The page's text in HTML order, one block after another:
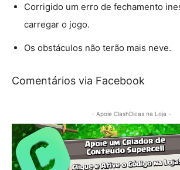
Corrigido um erro de fechamento
carregar o jogo.
Os obstáculos não terão mais neve.
Comentários via Facebook
- Apoie ClashDicas na Loja -